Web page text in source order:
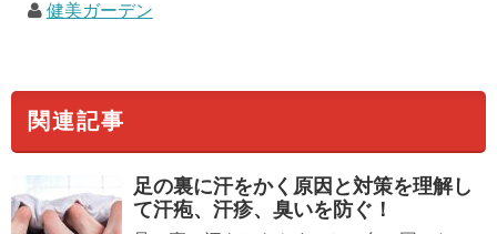
健美ガーデン
関連記事
足の裏に汗をかく原因と対策を理解し
て汗疱、汗疹、臭いを防ぐ！